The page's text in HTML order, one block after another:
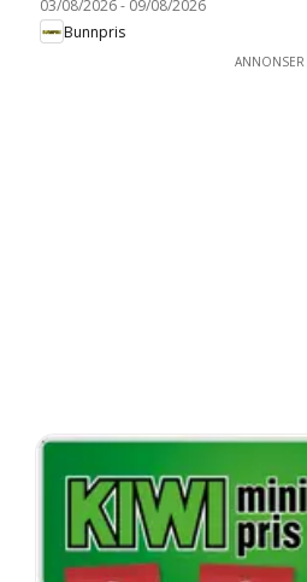
03/08/2026- 09/08/2026
Bunnpris
ANNONSER